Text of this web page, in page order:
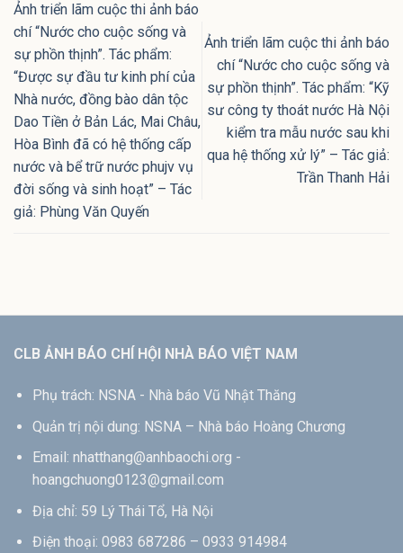
Ảnh triển lãm cuộc thi ảnh báo
chí “Nước cho cuộc sống và
sự phồn thịnh”. Tác phẩm:
“Được sự đầu tư kinh phí của
Nhà nước, đồng bào dân tộc
Dao Tiền ở Bản Lác, Mai Châu,
Hòa Bình đã có hệ thống cấp
nước và bể trữ nước phujv vụ
đời sống và sinh hoạt” – Tác
giả: Phùng Văn Quyến
Ảnh triển lãm cuộc thi ảnh báo
chí “Nước cho cuộc sống và
sự phồn thịnh”. Tác phẩm: “Kỹ
sư công ty thoát nước Hà Nội
kiểm tra mẫu nước sau khi
qua hệ thống xử lý” – Tác giả:
Trần Thanh Hải
CLB ẢNH BÁO CHÍ HỘI NHÀ BÁO VIỆT NAM
Phụ trách: NSNA - Nhà báo Vũ Nhật Thăng
Quản trị nội dung: NSNA – Nhà báo Hoàng Chương
Email: nhatthang@anhbaochi.org -
hoangchuong0123@gmail.com
Địa chỉ: 59 Lý Thái Tổ, Hà Nội
Điện thoại: 0983 687286 – 0933 914984